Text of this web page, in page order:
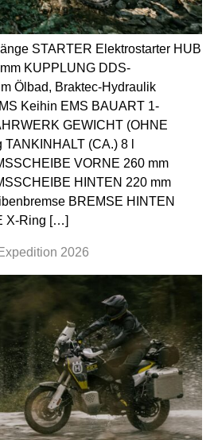
STARTER Elektrostarter HUB
KUPPLUNG DDS-
Ölbad, Braktec-Hydraulik
Keihin EMS BAUART 1-
GEWICHT (OHNE
(CA.) 8 l
VORNE 260 mm
HINTEN 220 mm
BREMSE HINTEN
X-Ring […]
2026